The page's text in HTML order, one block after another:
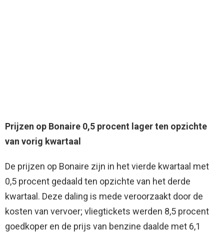
Prijzen op Bonaire 0,5 procent lager ten opzichte
van vorig kwartaal
De prijzen op Bonaire zijn in het vierde kwartaal met
0,5 procent gedaald ten opzichte van het derde
kwartaal. Deze daling is mede veroorzaakt door de
kosten van vervoer; vliegtickets werden 8,5 procent
goedkoper en de prijs van benzine daalde met 6,1